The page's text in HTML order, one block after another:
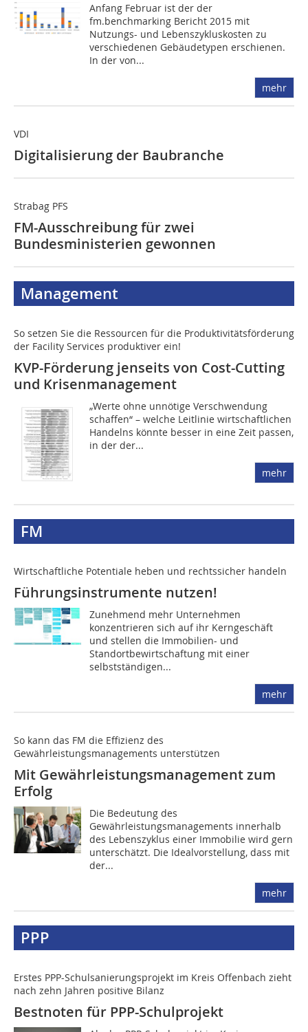
Anfang Februar ist der der
fm.benchmarking Bericht 2015 mit
Nutzungs- und Lebenszykluskosten zu
verschiedenen Gebäudetypen erschienen.
In der von...
mehr
VDI
Digitalisierung der Baubranche
Strabag PFS
FM-Ausschreibung für zwei
Bundesministerien gewonnen
Management
So setzen Sie die Ressourcen für die Produktivitätsförderung
der Facility Services produktiver ein!
KVP-Förderung jenseits von Cost-Cutting
und Krisenmanagement
„Werte ohne unnötige Verschwendung
schaffen“ – welche Leitlinie wirtschaftlichen
Handelns könnte besser in eine Zeit passen,
in der der...
mehr
FM
Wirtschaftliche Potentiale heben und rechtssicher handeln
Führungsinstrumente nutzen!
Zunehmend mehr Unternehmen
konzentrieren sich auf ihr Kerngeschäft
und stellen die Immobilien- und
Standortbewirtschaftung mit einer
selbstständigen...
mehr
So kann das FM die Effizienz des
Gewährleistungsmanagements unterstützen
Mit Gewährleistungsmanagement zum
Erfolg
Die Bedeutung des
Gewährleistungsmanagements innerhalb
des Lebenszyklus einer Immobilie wird gern
unterschätzt. Die Idealvorstellung, dass mit
der...
mehr
PPP
Erstes PPP-Schulsanierungsprojekt im Kreis Offenbach zieht
nach zehn Jahren positive Bilanz
Bestnoten für PPP-Schulprojekt